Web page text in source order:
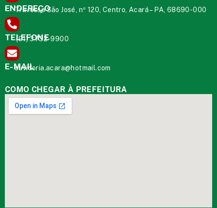
ENDEREÇO
Travessa São José, nº 120, Centro, Acará – PA, 68690-000
TELEFONE
(91) 3732-9900
E-MAIL
ouvidoria.acara@hotmail.com
COMO CHEGAR À PREFEITURA